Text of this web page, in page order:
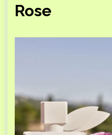
Rose